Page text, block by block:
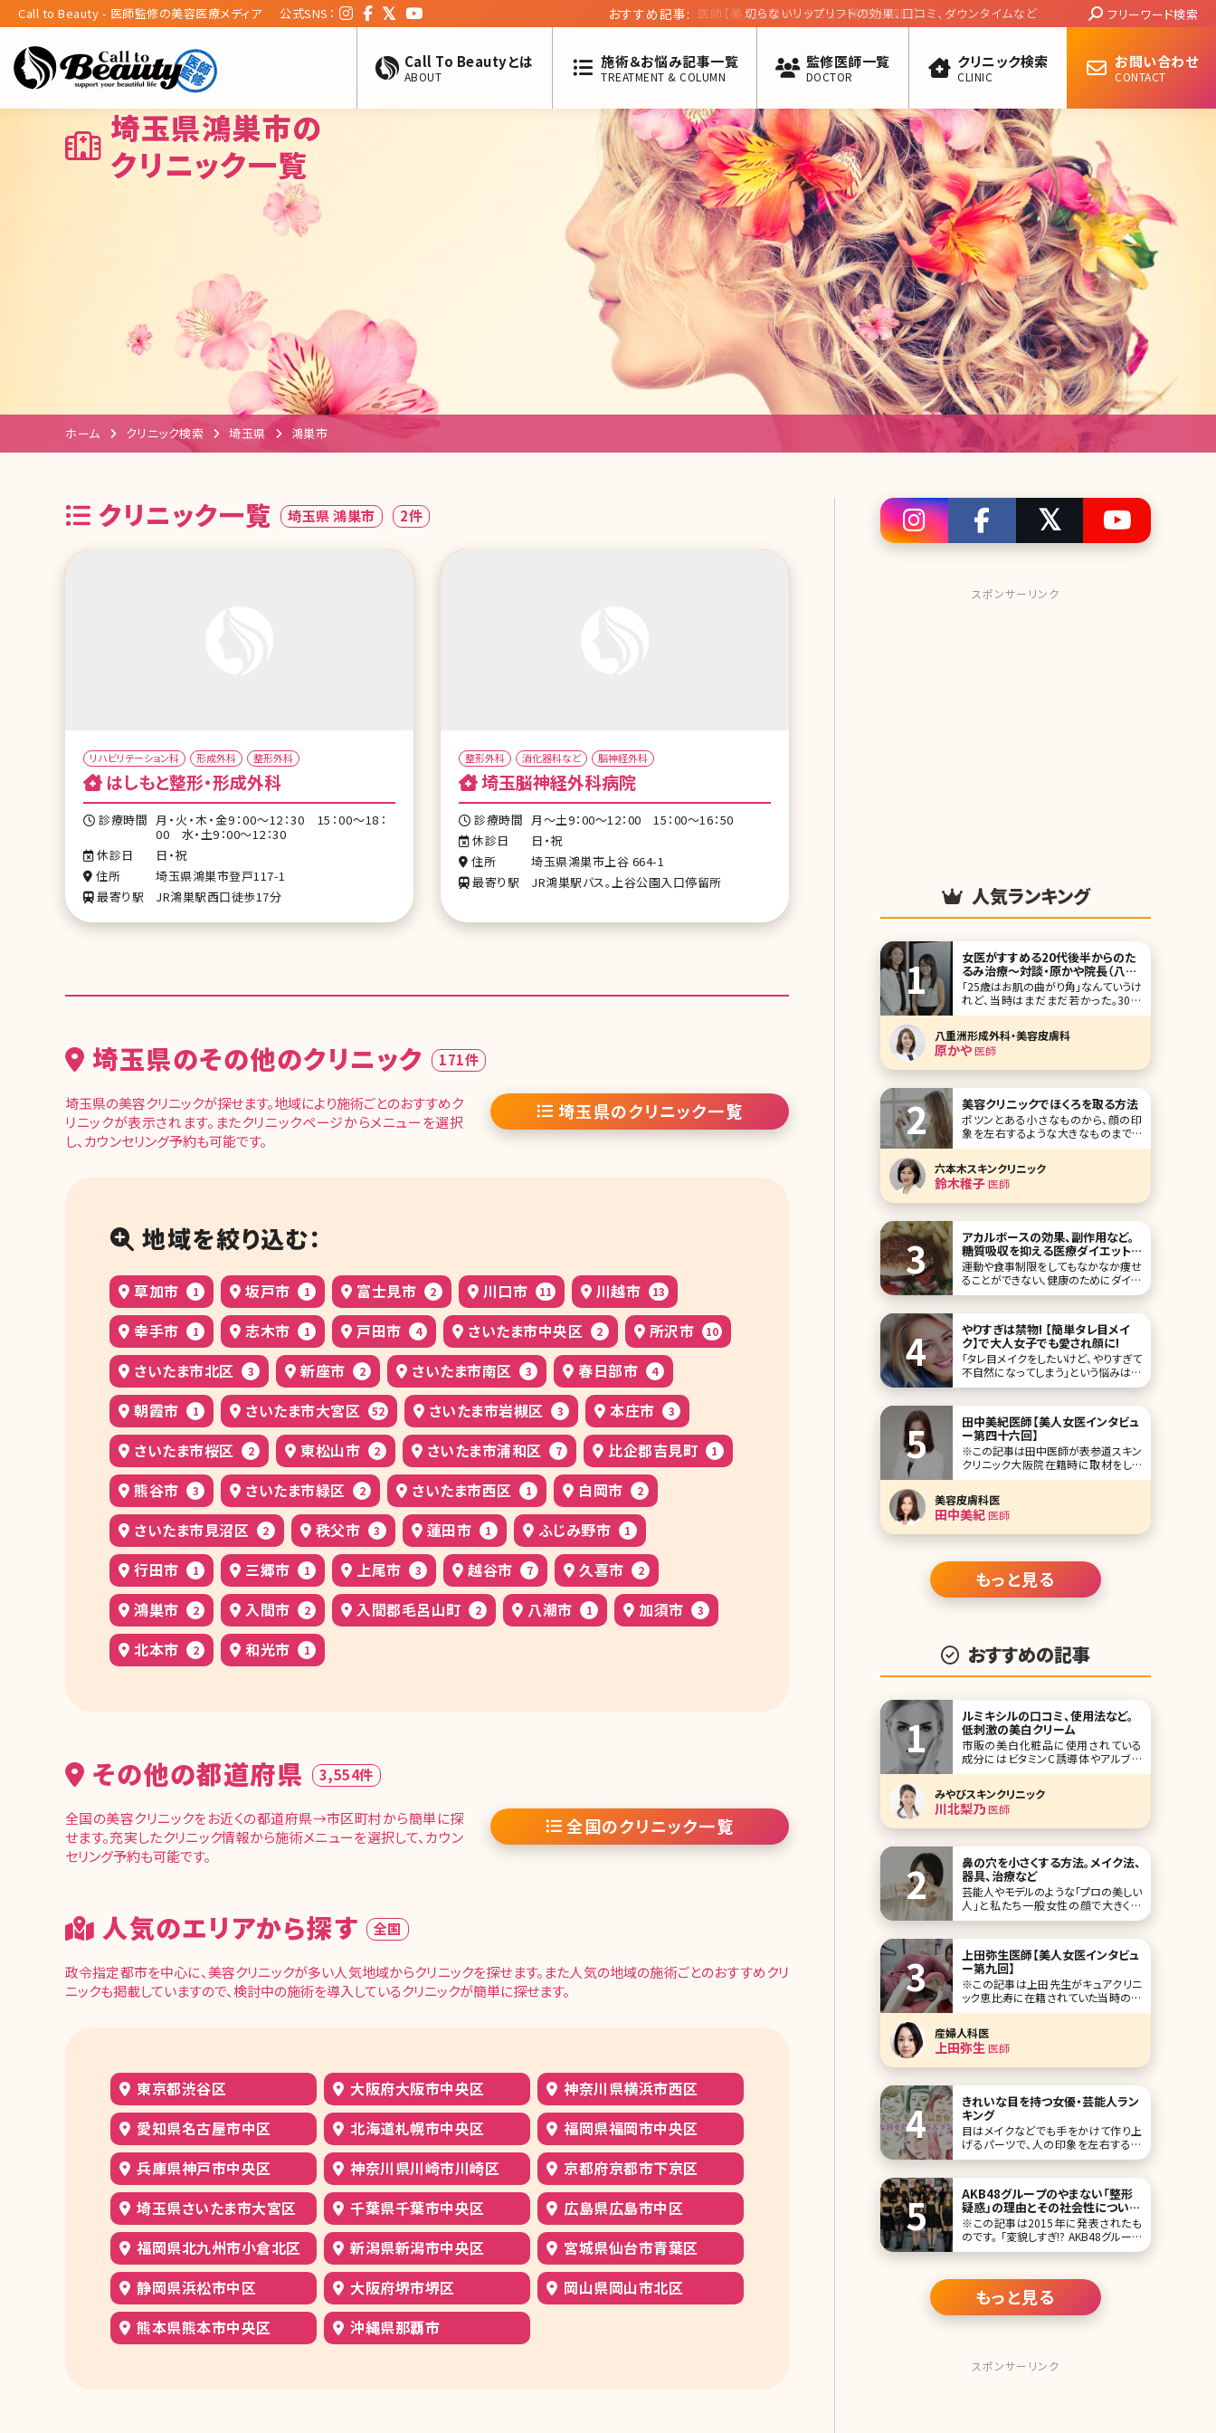
Call to Beauty - 医師監修の美容医療メディア 公式SNS： おすすめ記事: 切らないリップリフトの効果、口コミ、ダウンタイムなど Search:
フリーワード検索
Call To Beautyとは
ABOUT
施術＆お悩み記事一覧
TREATMENT & COLUMN
監修医師一覧
DOCTOR
クリニック検索
CLINIC
お問い合わせ
CONTACT
埼玉県鴻巣市の
クリニック一覧
ホーム クリニック検索 埼玉県 鴻巣市
クリニック一覧 埼玉県 鴻巣市 2件
リハビリテーション科 形成外科 整形外科
はしもと整形・形成外科
診療時間 月・火・木・金9：00～12：30 15：00～18：
00 水・土9：00～12：30
休診日
日・祝
住所
埼玉県鴻巣市登戸117-1
最寄り駅
JR鴻巣駅西口徒歩17分
整形外科 消化器科など 脳神経外科
埼玉脳神経外科病院
診療時間 月～土9：00～12：00 15：00～16：50
休診日
日・祝
住所
埼玉県鴻巣市上谷 664-1
最寄り駅
JR鴻巣駅バス。上谷公園入口停留所
埼玉県のその他のクリニック 171件
埼玉県の美容クリニックが探せます。地域により施術ごとのおすすめク
リニックが表示されます。またクリニックページからメニューを選択
し、カウンセリング予約も可能です。
埼玉県のクリニック一覧
地域を絞り込む：
草加市 1 坂戸市 1 富士見市 2 川口市 11 川越市 13
幸手市 1 志木市 1 戸田市 4 さいたま市中央区 2 所沢市 10
さいたま市北区 3 新座市 2 さいたま市南区 3 春日部市 4
朝霞市 1 さいたま市大宮区 52 さいたま市岩槻区 3 本庄市 3
さいたま市桜区 2 東松山市 2 さいたま市浦和区 7 比企郡吉見町 1
熊谷市 3 さいたま市緑区 2 さいたま市西区 1 白岡市 2
さいたま市見沼区 2 秩父市 3 蓮田市 1 ふじみ野市 1
行田市 1 三郷市 1 上尾市 3 越谷市 7 久喜市 2
鴻巣市 2 入間市 2 入間郡毛呂山町 2 八潮市 1 加須市 3
北本市 2 和光市 1
その他の都道府県 3,554件
全国の美容クリニックをお近くの都道府県→市区町村から簡単に探
せます。充実したクリニック情報から施術メニューを選択して、カウン
セリング予約も可能です。
全国のクリニック一覧
人気のエリアから探す 全国
政令指定都市を中心に、美容クリニックが多い人気地域からクリニックを探せます。また人気の地域の施術ごとのおすすめクリ
ニックも掲載していますので、検討中の施術を導入しているクリニックが簡単に探せます。
東京都渋谷区 大阪府大阪市中央区
神奈川県横浜市西区
愛知県名古屋市中区
北海道札幌市中央区
福岡県福岡市中央区
兵庫県神戸市中央区
神奈川県川崎市川崎区
京都府京都市下京区
埼玉県さいたま市大宮区
千葉県千葉市中央区
広島県広島市中区
福岡県北九州市小倉北区
新潟県新潟市中央区
宮城県仙台市青葉区
静岡県浜松市中区
大阪府堺市堺区
岡山県岡山市北区
熊本県熊本市中央区
沖縄県那覇市
スポンサーリンク
人気ランキング
女医がすすめる20代後半からのた
るみ治療〜対談・原かや院長（八重
洲形成外科・美容皮膚科）✕北条か
や〜
「25歳はお肌の曲がり角」なんていうけ
れど、当時はまだまだ若かった。30歳
が近づくにつれ、気になる頬のたるみ、
毛穴、目元……。アンチエイジングを始
めるにはまだ早い気がするけれど、ど
んなケアをすればいいの?美容皮膚科・
外科って怖くない?そんな疑問を解決す
八重洲形成外科・美容皮膚科
原かや医師
美容クリニックでほくろを取る方法
ポツンとある小さなものから、顔の印
象を左右するような大きなものまでい
ろいろな種類、大きさがあるほくろ。 「こ
のに」 「新しくできたシミのようなほくろ
をなんとかしたい」 「ほくろが膨らんで
きたような気
六本木スキンクリニック
鈴木稚子医師
アカルボースの効果、副作用など。
糖質吸収を抑える医療ダイエット
薬
運動や食事制限をしてもなかなか痩せ
ることができない、健康のためにダイエ
ットをする必要がある……。そんな人た
食欲抑制効果のあるサノレックスや
BBXといった内服薬の他、糖質の吸収
を抑えてダイエット効果をもたら
やりすぎは禁物! 【簡単タレ目メイ
ク】で大人女子でも愛され顔に!
「タレ目メイクをしたいけど、やりすぎて
不自然になってしまう」という悩みはあ
りませんか?特に、大切なデートやイベ
たいですよね。そこで、今回は簡単にで
きるタレ目メイクの方法とコツ、目の形
別ポイントを解説していきます。 タレ目
メイクにおすすめのアイテムも紹介す
るの
田中美紀医師【美人女医インタビュ
ー第四十六回】
※この記事は田中医師が表参道スキン
クリニック大阪院在籍時に取材をした
記事です。 人気企画「美人女医インタビ
ュー」第四十六回は、東京表参道、名古
屋、大阪、沖縄に展開している、表参道
スキンクリニック大阪院の田中美紀（た
なかみき）先生です。 中学時代に通った
に感銘
美容皮膚科医
田中美紀医師
もっと見る
おすすめの記事
ルミキシルの口コミ、使用法など。
低刺激の美白クリーム
市販の美白化粧品に使用されている
成分にはビタミンC誘導体やアルブチ
ン、コウジ酸などがあります。高価なも
られないという方も多いのではないで
しょうか。また、クリニックで処方される
ハイドロキノンは一定の効果があるも
する恐れがあるため万
みやびスキンクリニック
川北梨乃医師
鼻の穴を小さくする方法。メイク法、
器具、治療など
芸能人やモデルのような「プロの美しい
人」と私たち一般女性の顔で大きく異
なるパーツといえば、鼻。鼻が大きい、
多いのが鼻の穴を小さくしたいという
悩みです。「正面を向いたとき鼻の穴が
見えるのがイヤ」「笑うと鼻が横に広が
って鼻の穴が強調さ
上田弥生医師【美人女医インタビュ
ー第九回】
※この記事は上田先生がキュアクリニ
ック恵比寿に在籍されていた当時の記
事です。 毎度恒例の美人女医インタビ
ュー第九回は、過去続いた美容皮膚科
部門から離れ、初めての婦人科医です。
東京・渋谷区恵比寿の恵比寿ガーデン
プレイス近くにある隠れ家的で通いや
産婦人科医
上田弥生 医師
きれいな目を持つ女優・芸能人ラン
キング
目はメイクなどでも手をかけて作り上
げるパーツで、人の印象を左右する効
果を持ちます。きれいな目は、女性
生み出します。 今回は惹きつけられる
魅力を持つ、目がきれいな芸能人をラ
ンキングでご紹介します。さまざまな瞳
の色・形を持つ
AKB48グループのやまない「整形
疑惑」の理由とその社会性について
／北条かや
※この記事は2015年に発表されたも
のです。 「変貌しすぎ!? AKB48グループ
の整形疑惑が浮上!」「最新の整形疑惑
もっと見る
スポンサーリンク